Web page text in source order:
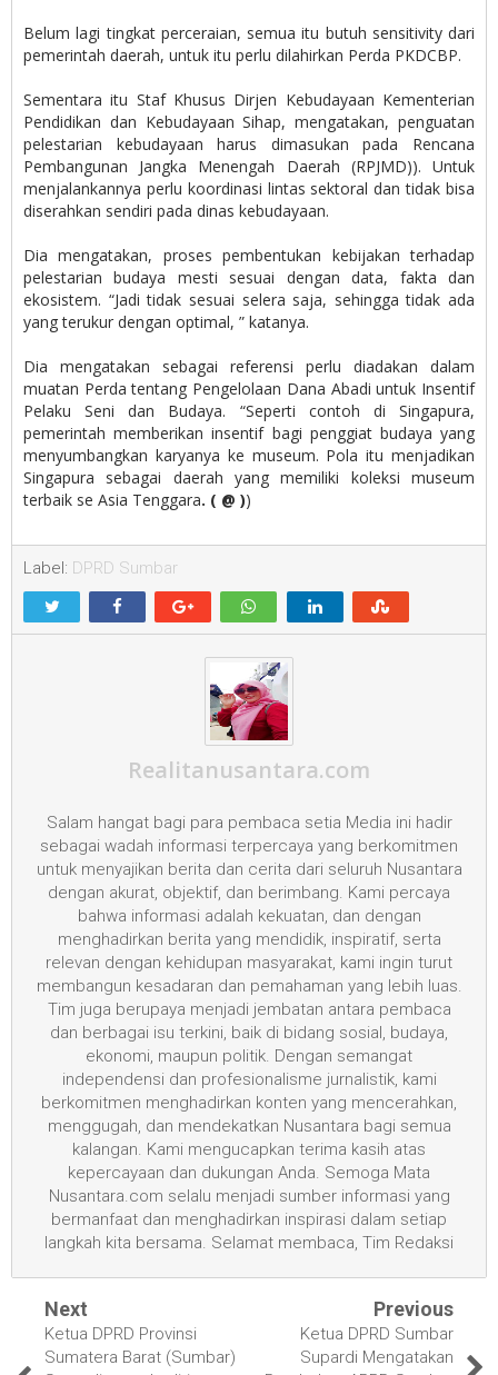
Belum lagi tingkat perceraian, semua itu butuh sensitivity dari
pemerintah daerah, untuk itu perlu dilahirkan Perda PKDCBP.
Sementara itu Staf Khusus Dirjen Kebudayaan Kementerian
Pendidikan dan Kebudayaan Sihap, mengatakan, penguatan
pelestarian kebudayaan harus dimasukan pada Rencana
Pembangunan Jangka Menengah Daerah (RPJMD)). Untuk
menjalankannya perlu koordinasi lintas sektoral dan tidak bisa
diserahkan sendiri pada dinas kebudayaan.
Dia mengatakan, proses pembentukan kebijakan terhadap
pelestarian budaya mesti sesuai dengan data, fakta dan
ekosistem. “Jadi tidak sesuai selera saja, sehingga tidak ada
yang terukur dengan optimal, ” katanya.
Dia mengatakan sebagai referensi perlu diadakan dalam
muatan Perda tentang Pengelolaan Dana Abadi untuk Insentif
Pelaku Seni dan Budaya. “Seperti contoh di Singapura,
pemerintah memberikan insentif bagi penggiat budaya yang
menyumbangkan karyanya ke museum. Pola itu menjadikan
Singapura sebagai daerah yang memiliki koleksi museum
terbaik se Asia Tenggara. ( @ ))
Label: DPRD Sumbar
Realitanusantara.com
Salam hangat bagi para pembaca setia Media ini hadir
sebagai wadah informasi terpercaya yang berkomitmen
untuk menyajikan berita dan cerita dari seluruh Nusantara
dengan akurat, objektif, dan berimbang. Kami percaya
bahwa informasi adalah kekuatan, dan dengan
menghadirkan berita yang mendidik, inspiratif, serta
relevan dengan kehidupan masyarakat, kami ingin turut
membangun kesadaran dan pemahaman yang lebih luas.
Tim juga berupaya menjadi jembatan antara pembaca
dan berbagai isu terkini, baik di bidang sosial, budaya,
ekonomi, maupun politik. Dengan semangat
independensi dan profesionalisme jurnalistik, kami
berkomitmen menghadirkan konten yang mencerahkan,
menggugah, dan mendekatkan Nusantara bagi semua
kalangan. Kami mengucapkan terima kasih atas
kepercayaan dan dukungan Anda. Semoga Mata
Nusantara.com selalu menjadi sumber informasi yang
bermanfaat dan menghadirkan inspirasi dalam setiap
langkah kita bersama. Selamat membaca, Tim Redaksi
Next
Ketua DPRD Provinsi
Sumatera Barat (Sumbar)
Previous
Ketua DPRD Sumbar
Supardi Mengatakan